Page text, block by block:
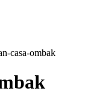
casa-ombak